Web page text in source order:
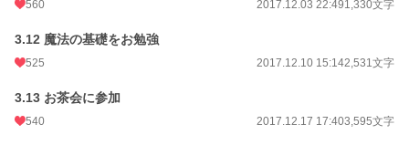
560 2017.12.03 22:491,330文字
3.12 魔法の基礎をお勉強
525 2017.12.10 15:142,531文字
3.13 お茶会に参加
540 2017.12.17 17:403,595文字